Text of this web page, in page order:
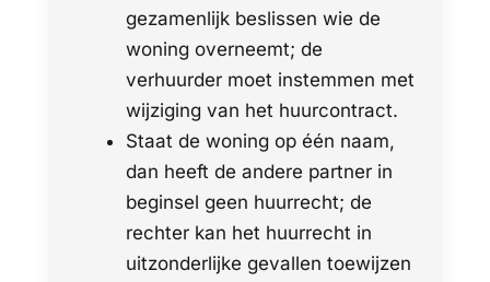
gezamenlijk beslissen wie de
woning overneemt; de
verhuurder moet instemmen met
wijziging van het huurcontract.
Staat de woning op één naam,
dan heeft de andere partner in
beginsel geen huurrecht; de
rechter kan het huurrecht in
uitzonderlijke gevallen toewijzen